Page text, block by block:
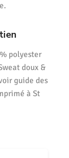
polyester
doux &
guide des
à St